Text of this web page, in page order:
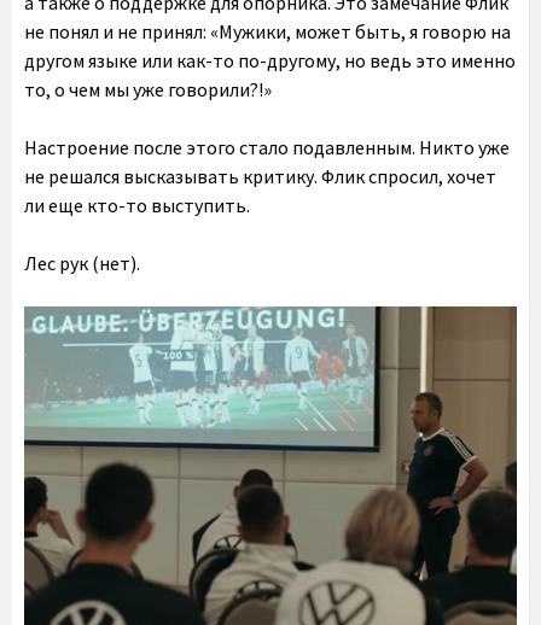
не понял и не принял: «Мужики, может быть, я говорю на
другом языке или как-то по-другому, но ведь это именно
то, о чем мы уже говорили?!»
Настроение после этого стало подавленным. Никто уже
не решался высказывать критику. Флик спросил, хочет
ли еще кто-то выступить.
Лес рук (нет).